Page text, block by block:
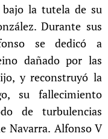
bajo la tutela de su
Durante sus
se dedicó a
dañado por las
y reconstruyó la
su fallecimiento
de turbulencias
Navarra. Alfonso V